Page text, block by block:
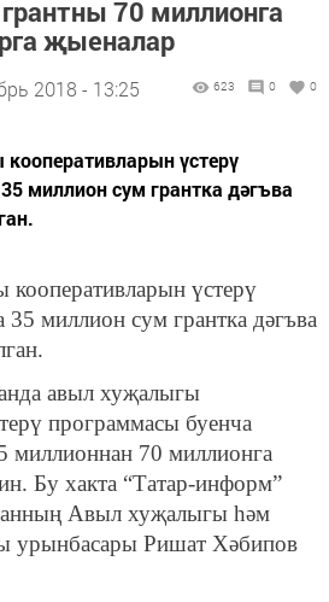
70 миллионга
җыеналар
2018 - 13:25 623 0 0
үстерү
миллион сум грантка дәгъва
үстерү
миллион сум грантка дәгъва
авыл хуҗалыгы
программасы буенча
миллионнан 70 миллионга
Бу хакта “Татар-информ”
Авыл хуҗалыгы һәм
урынбасары Ришат Хәбипов